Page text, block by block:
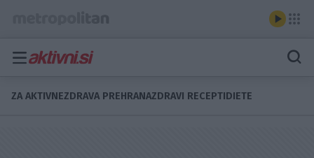
ZA AKTIVNEZDRAVA PREHRANAZDRAVI RECEPTIDIETE